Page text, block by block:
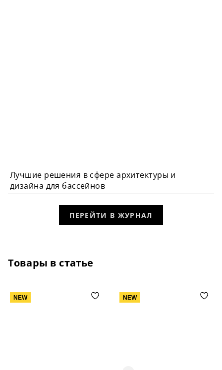
ОГЛЯД
Лучшие решения в сфере архитектуры и
дизайна для бассейнов
ПЕРЕЙТИ В ЖУРНАЛ
Товары в статье
NEW NEW